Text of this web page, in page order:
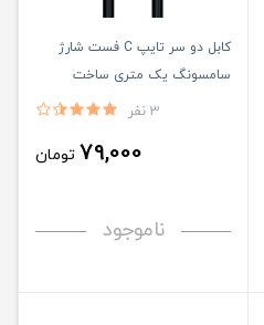
کابل دو سر تایپ C فست شارژ
سامسونگ یک متری ساخت
3 نفر
79,000 تومان
ناموجود